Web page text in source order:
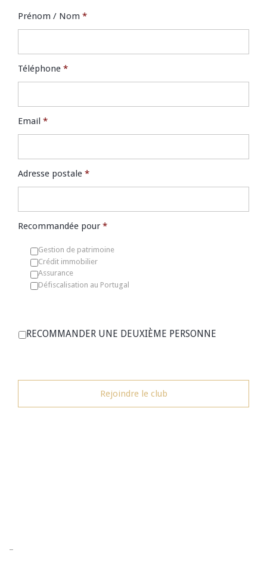
Prénom / Nom *
Téléphone *
Email *
Adresse postale *
Recommandée pour *
Gestion de patrimoine
Crédit immobilier
Assurance
Défiscalisation au Portugal
RECOMMANDER UNE DEUXIÈME PERSONNE
–